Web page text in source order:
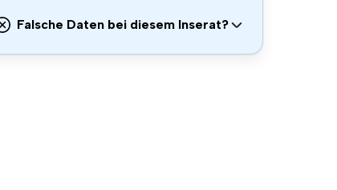
Falsche Daten bei diesem Inserat?